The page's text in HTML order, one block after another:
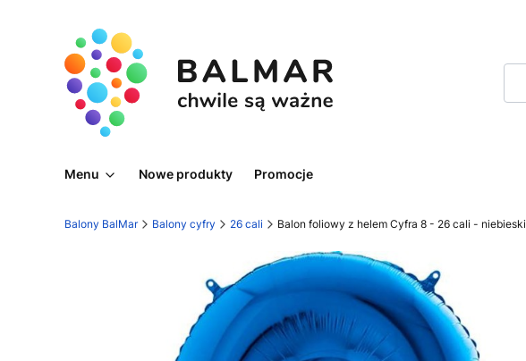
Menu Nowe produkty Promocje
Balony BalMar Balony cyfry 26 cali Balon foliowy z helem Cyfra 8 - 26 cali - niebieski